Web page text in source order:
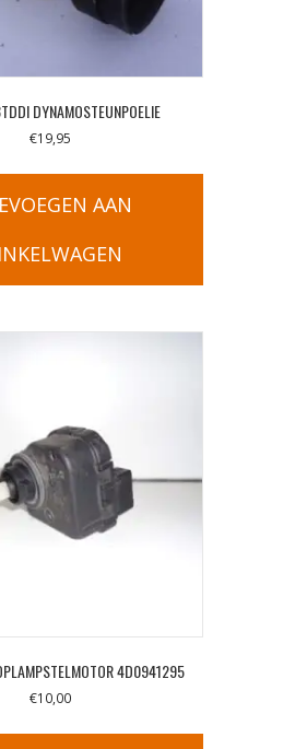
DYNAMOSTEUNPOELIE
€19,95
AAN
4D0941295
€10,00